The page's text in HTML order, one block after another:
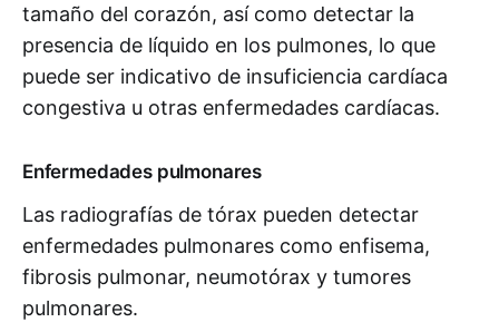
tamaño del corazón, así como detectar la
presencia de líquido en los pulmones, lo que
puede ser indicativo de insuficiencia cardíaca
congestiva u otras enfermedades cardíacas.
Enfermedades pulmonares
Las radiografías de tórax pueden detectar
enfermedades pulmonares como enfisema,
fibrosis pulmonar, neumotórax y tumores
pulmonares.